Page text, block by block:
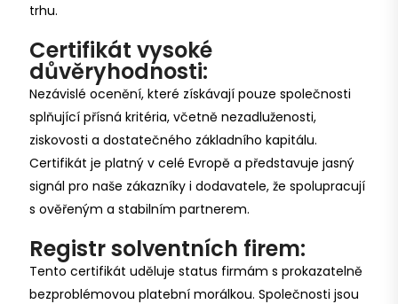
trhu.
Certifikát vysoké
důvěryhodnosti:
Nezávislé ocenění, které získávají pouze společnosti
splňující přísná kritéria, včetně nezadluženosti,
ziskovosti a dostatečného základního kapitálu.
Certifikát je platný v celé Evropě a představuje jasný
signál pro naše zákazníky i dodavatele, že spolupracují
s ověřeným a stabilním partnerem.
Registr solventních firem:
Tento certifikát uděluje status firmám s prokazatelně
bezproblémovou platební morálkou. Společnosti jsou